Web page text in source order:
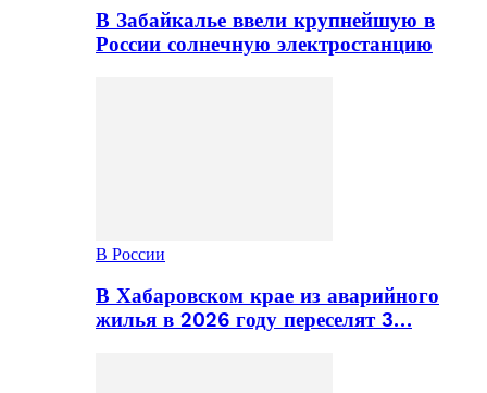
В Забайкалье ввели крупнейшую в
России солнечную электростанцию
В России
В Хабаровском крае из аварийного
жилья в 2026 году переселят 3…